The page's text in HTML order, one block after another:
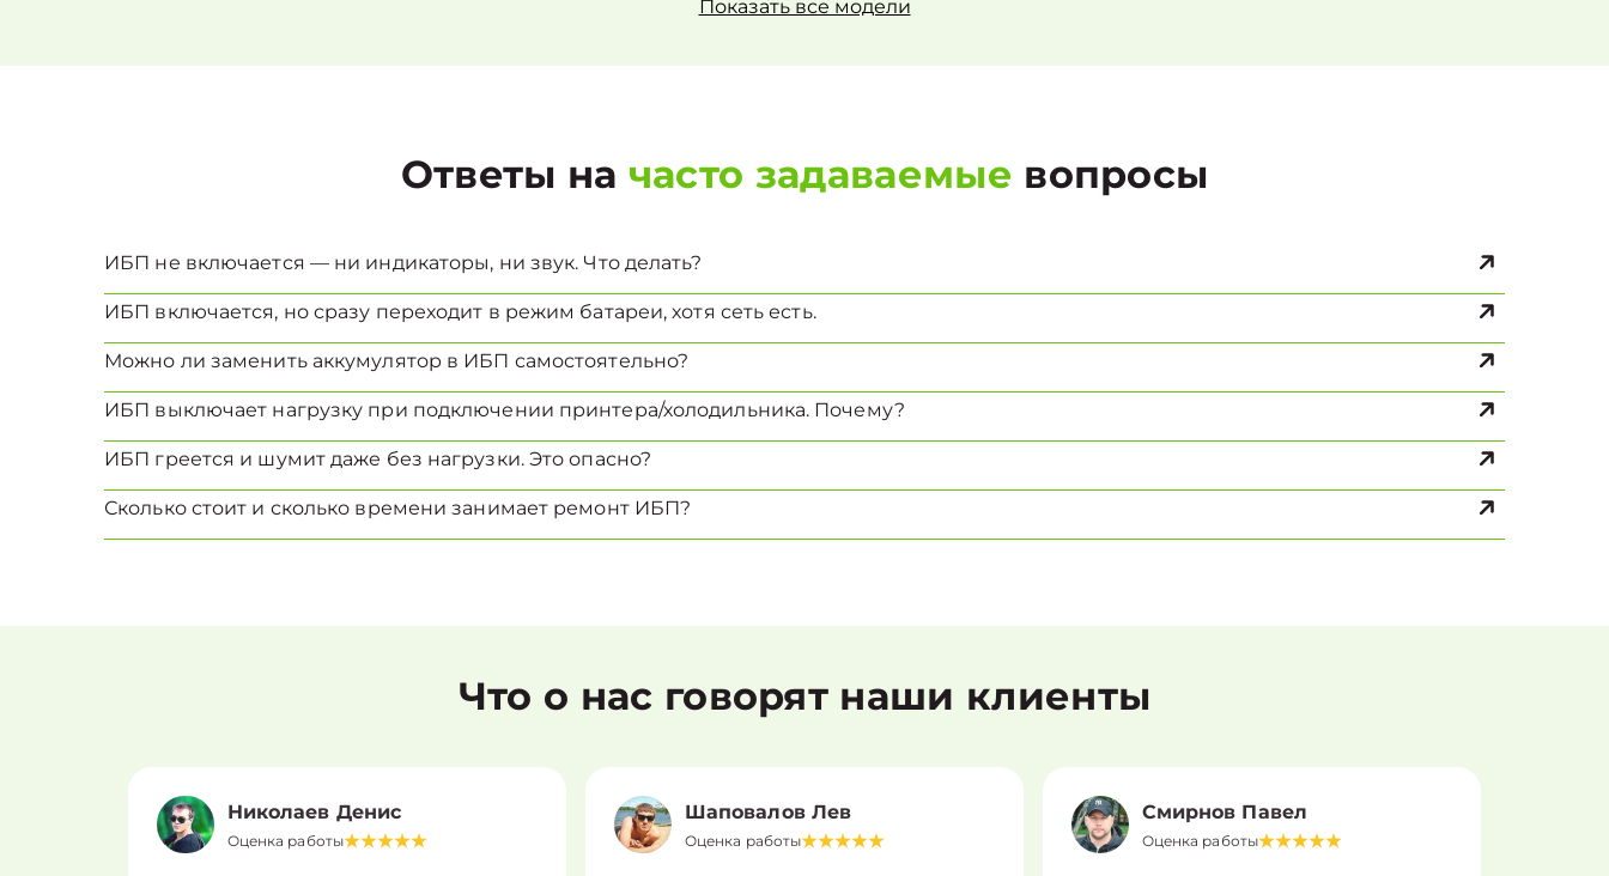
Показать все модели
Ответы на часто задаваемые вопросы
ИБП не включается — ни индикаторы, ни звук. Что делать?
ИБП включается, но сразу переходит в режим батареи, хотя сеть есть.
Можно ли заменить аккумулятор в ИБП самостоятельно?
ИБП выключает нагрузку при подключении принтера/холодильника. Почему?
ИБП греется и шумит даже без нагрузки. Это опасно?
Сколько стоит и сколько времени занимает ремонт ИБП?
Что о нас говорят наши клиенты
Николаев Денис
Оценка работы
Шаповалов Лев
Оценка работы
Смирнов Павел
Оценка работы